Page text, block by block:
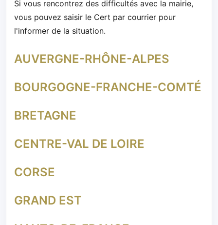
Si vous rencontrez des difficultés avec la mairie,
vous pouvez saisir le Cert par courrier pour
l'informer de la situation.
AUVERGNE-RHÔNE-ALPES
BOURGOGNE-FRANCHE-COMTÉ
BRETAGNE
CENTRE-VAL DE LOIRE
CORSE
GRAND EST